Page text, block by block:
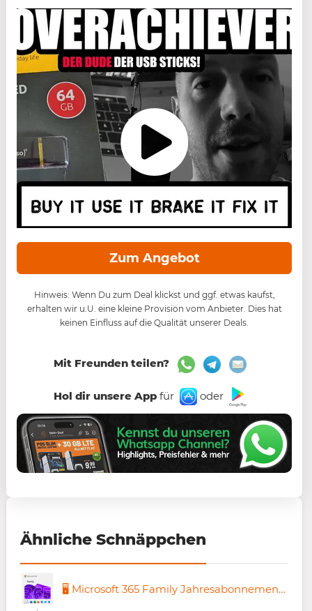
Zum Angebot
Hinweis: Wenn Du zum Deal klickst und ggf. etwas kaufst,
erhalten wir u.U. eine kleine Provision vom Anbieter. Dies hat
keinen Einfluss auf die Qualität unserer Deals.
Mit Freunden teilen?
Hol dir unsere Appfür oder
Ähnliche Schnäppchen
🖥️ Microsoft 365 Family Jahresabonnement 👨‍💻 6 Nutzer für 89,99€ (statt 99€)